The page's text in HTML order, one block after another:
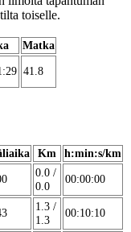
toiselle.
Matka
41.8
Km
h:min:s/km
0.0 /
0.0
00:00:00
1.3 /
1.3
00:10:10